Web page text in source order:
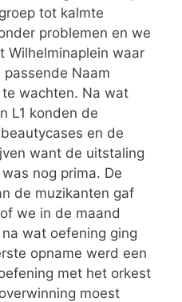
tot kalmte
problemen en we
Wilhelminaplein waar
Naam
wachten. Na wat
L1 konden de
en de
want de uitstaling
nog prima. De
de muzikanten gaf
we in de maand
wat oefening ging
opname werd een
met het orkest
moest